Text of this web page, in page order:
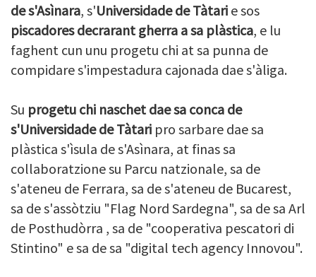
de s'Asìnara, s'Universidade de Tàtari e sos
piscadores decrarant gherra a sa plàstica, e lu
faghent cun unu progetu chi at sa punna de
compidare s'impestadura cajonada dae s'àliga.
Su progetu chi naschet dae sa conca de
s'Universidade de Tàtari pro sarbare dae sa
plàstica s'ìsula de s'Asìnara, at finas sa
collaboratzione su Parcu natzionale, sa de
s'ateneu de Ferrara, sa de s'ateneu de Bucarest,
sa de s'assòtziu "Flag Nord Sardegna", sa de sa Arl
de Posthudòrra , sa de "cooperativa pescatori di
Stintino" e sa de sa "digital tech agency Innovou".